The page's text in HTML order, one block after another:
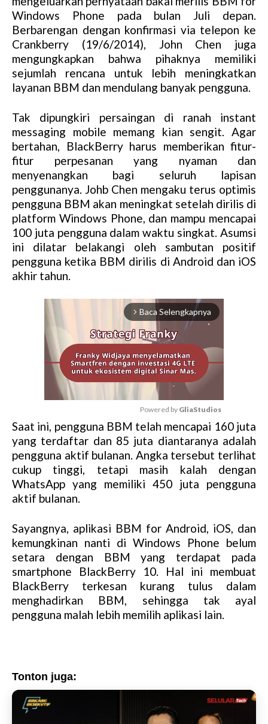
Windows Phone pada bulan Juli depan.
Berbarengan dengan konfirmasi via telepon ke
Crankberry (19/6/2014), John Chen juga
mengungkapkan bahwa pihaknya memiliki
sejumlah rencana untuk lebih meningkatkan
layanan BBM dan mendulang banyak pengguna.
Tak dipungkiri persaingan di ranah instant
messaging mobile memang kian sengit. Agar
bertahan, BlackBerry harus memberikan fitur-
fitur perpesanan yang nyaman dan
menyenangkan bagi seluruh lapisan
penggunanya. Johb Chen mengaku terus optimis
pengguna BBM akan meningkat setelah dirilis di
platform Windows Phone, dan mampu mencapai
100 juta pengguna dalam waktu singkat. Asumsi
ini dilatar belakangi oleh sambutan positif
pengguna ketika BBM dirilis di Android dan iOS
akhir tahun.
arrow_forward_ios Baca Selengkapnya
M
u
t
e
Powered by GliaStudios
Saat ini, pengguna BBM telah mencapai 160 juta
yang terdaftar dan 85 juta diantaranya adalah
pengguna aktif bulanan. Angka tersebut terlihat
cukup tinggi, tetapi masih kalah dengan
WhatsApp yang memiliki 450 juta pengguna
aktif bulanan.
Sayangnya, aplikasi BBM for Android, iOS, dan
kemungkinan nanti di Windows Phone belum
setara dengan BBM yang terdapat pada
smartphone BlackBerry 10. Hal ini membuat
BlackBerry terkesan kurang tulus dalam
menghadirkan BBM, sehingga tak ayal
pengguna malah lebih memilih aplikasi lain.
Tonton juga: